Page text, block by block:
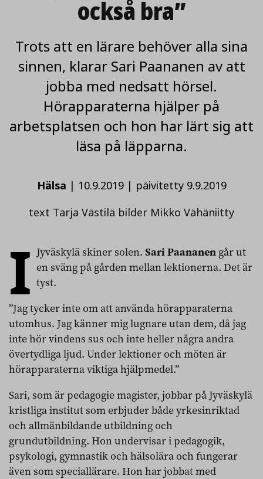
också bra”
Trots att en lärare behöver alla sina
sinnen, klarar Sari Paananen av att
jobba med nedsatt hörsel.
Hörapparaterna hjälper på
arbetsplatsen och hon har lärt sig att
läsa på läpparna.
Hälsa | 10.9.2019| päivitetty 9.9.2019
text Tarja Västilä bilder Mikko Vähäniitty
I Jyväskylä skiner solen. Sari Paananen går ut
en sväng på gården mellan lektionerna. Det är
tyst.
”Jag tycker inte om att använda hörapparaterna
utomhus. Jag känner mig lugnare utan dem, då jag
inte hör vindens sus och inte heller några andra
övertydliga ljud. Under lektioner och möten är
hörapparaterna viktiga hjälpmedel.”
Sari, som är pedagogie magister, jobbar på Jyväskylä
kristliga institut som erbjuder både yrkesinriktad
och allmänbildande utbildning och
grundutbildning. Hon undervisar i pedagogik,
psykologi, gymnastik och hälsolära och fungerar
även som speciallärare. Hon har jobbat med